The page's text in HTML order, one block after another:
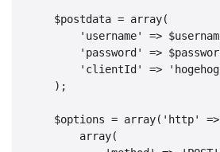
    $postdata = array(
'username' =>
'password' =>
'clientId' =>
    );
    $options = array('http' =>
        array(